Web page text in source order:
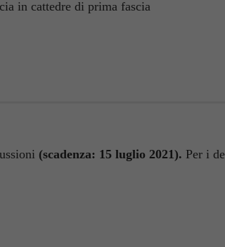
in cattedre di prima fascia
(scadenza: 15 luglio 2021). Per i